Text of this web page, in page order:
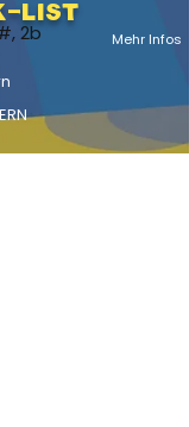
List
2b Mehr Infos